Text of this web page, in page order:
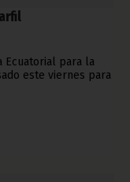
Ecuatorial para la
este viernes para